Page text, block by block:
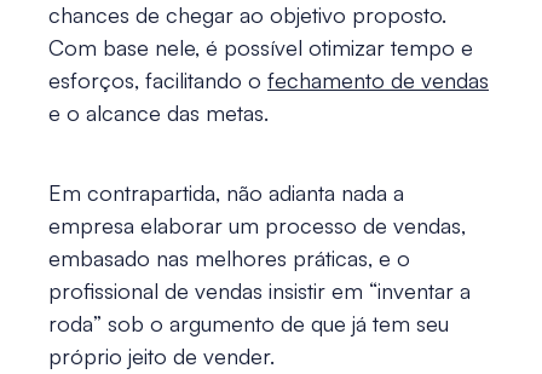
chances de chegar ao objetivo proposto.
Com base nele, é possível otimizar tempo e
esforços, facilitando o fechamento de vendas
e o alcance das metas.
Em contrapartida, não adianta nada a
empresa elaborar um processo de vendas,
embasado nas melhores práticas, e o
profissional de vendas insistir em “inventar a
roda” sob o argumento de que já tem seu
próprio jeito de vender.